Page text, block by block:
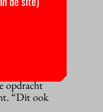
in
en het
opdracht
“Dit ook